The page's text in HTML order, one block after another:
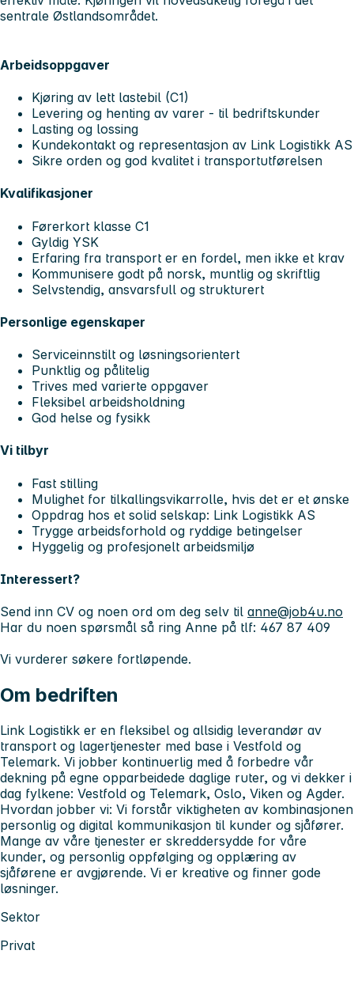
sentrale Østlandsområdet.
Arbeidsoppgaver
Kjøring av lett lastebil (C1)
Levering og henting av varer - til bedriftskunder
Lasting og lossing
Kundekontakt og representasjon av Link Logistikk AS
Sikre orden og god kvalitet i transportutførelsen
Kvalifikasjoner
Førerkort klasse C1
Gyldig YSK
Erfaring fra transport er en fordel, men ikke et krav
Kommunisere godt på norsk, muntlig og skriftlig
Selvstendig, ansvarsfull og strukturert
Personlige egenskaper
Serviceinnstilt og løsningsorientert
Punktlig og pålitelig
Trives med varierte oppgaver
Fleksibel arbeidsholdning
God helse og fysikk
Vi tilbyr
Fast stilling
Mulighet for tilkallingsvikarrolle, hvis det er et ønske
Oppdrag hos et solid selskap: Link Logistikk AS
Trygge arbeidsforhold og ryddige betingelser
Hyggelig og profesjonelt arbeidsmiljø
Interessert?
Send inn CV og noen ord om deg selv til anne@job4u.no
Har du noen spørsmål så ring Anne på tlf: 467 87 409
Vi vurderer søkere fortløpende.
Om bedriften
Link Logistikk er en fleksibel og allsidig leverandør av
transport og lagertjenester med base i Vestfold og
Telemark. Vi jobber kontinuerlig med å forbedre vår
dekning på egne opparbeidede daglige ruter, og vi dekker i
dag fylkene: Vestfold og Telemark, Oslo, Viken og Agder.
Hvordan jobber vi: Vi forstår viktigheten av kombinasjonen
personlig og digital kommunikasjon til kunder og sjåfører.
Mange av våre tjenester er skreddersydde for våre
kunder, og personlig oppfølging og opplæring av
sjåførene er avgjørende. Vi er kreative og finner gode
løsninger.
Sektor
Privat